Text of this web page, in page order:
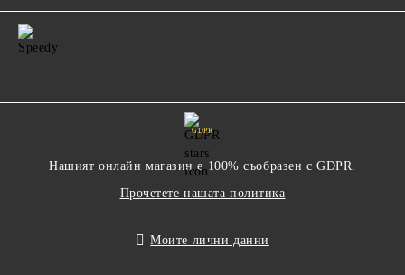
GDPR
Нашият онлайн магазин е 100% съобразен с GDPR.
Прочетете нашата политика
Моите лични данни